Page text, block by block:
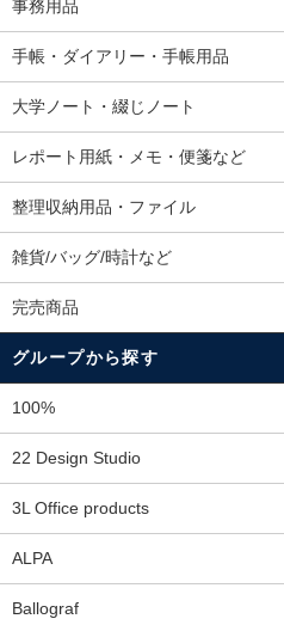
事務用品
手帳・ダイアリー・手帳用品
大学ノート・綴じノート
レポート用紙・メモ・便箋など
整理収納用品・ファイル
雑貨/バッグ/時計など
完売商品
グループから探す
100%
22 Design Studio
3L Office products
ALPA
Ballograf